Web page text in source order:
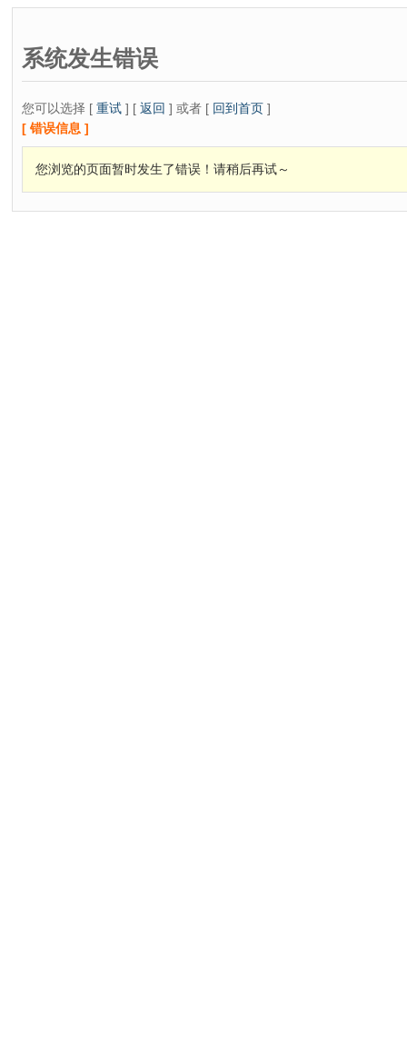
系统发生错误
您可以选择 [ 重试 ] [ 返回 ] 或者 [ 回到首页 ]
[ 错误信息 ]
您浏览的页面暂时发生了错误！请稍后再试～